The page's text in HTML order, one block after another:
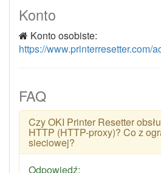
Konto
Konto osobiste:
https://www.printerresetter.com/
FAQ
Czy OKI Printer Resetter
HTTP (HTTP-proxy)? Co z
sieciowej?
Odpowiedź: